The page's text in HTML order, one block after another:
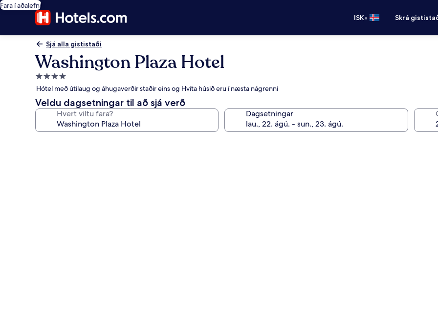
Fara í aðalefni
ISK• Skrá
Sjá alla gististaði
Washington Plaza Hotel
4.0
stjörnu
gististaður
Hótel með útilaug og áhugaverðir staðir eins og Hvíta húsið eru í næsta nágrenni
Veldu dagsetningar til að sjá verð
Hvert viltu fara? Dagsetningar